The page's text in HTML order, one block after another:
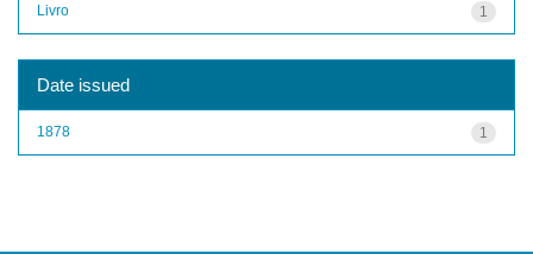
1
Livro
Date issued
1
1878